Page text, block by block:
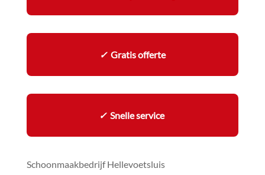
✓Gratis offerte
✓Snelle service
Schoonmaakbedrijf Hellevoetsluis